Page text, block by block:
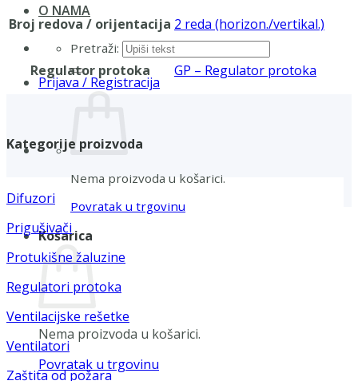
O NAMA
Pretraži:
Prijava / Registracija
Nema proizvoda u košarici.
Povratak u trgovinu
Košarica
Nema proizvoda u košarici.
Povratak u trgovinu
Broj redova / orijentacija 2 reda (horizon./vertikal.)
Regulator protoka GP – Regulator protoka
Kategorije proizvoda
Difuzori
Prigušivači
Protukišne žaluzine
Regulatori protoka
Ventilacijske rešetke
Ventilatori
Zaštita od požara